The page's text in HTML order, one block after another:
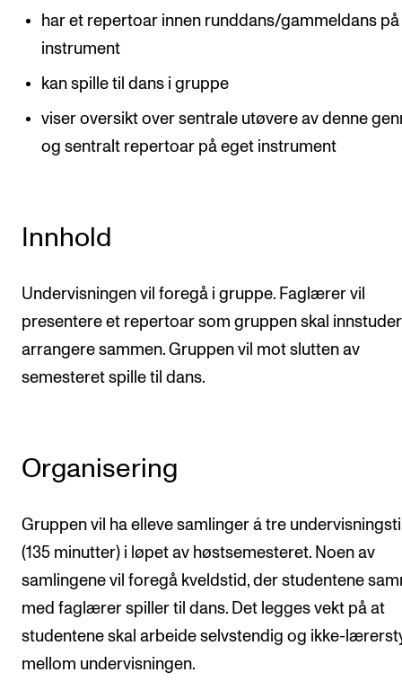
Nettverk
IN.TUNE
AKTUELT
Ledige stillinger
INFO
Om Norges musikkhøgskole
har et repertoar innen runddans/gammeldans
instrument
kan spille til dans i gruppe
viser oversikt over sentrale utøvere av denne
og sentralt repertoar på eget instrument
Innhold
Undervisningen vil foregå i gruppe. Faglærer vil
presentere et repertoar som gruppen skal
arrangere sammen. Gruppen vil mot slutten av
semesteret spille til dans.
Organisering
Gruppen vil ha elleve samlinger á tre
(135 minutter) i løpet av høstsemesteret. Noen av
samlingene vil foregå kveldstid, der studentene
med faglærer spiller til dans. Det legges vekt på at
studentene skal arbeide selvstendig og ikke-
mellom undervisningen.